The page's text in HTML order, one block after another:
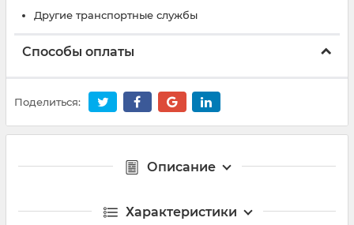
Другие транспортные службы
Способы оплаты
Поделиться:
Описание
Характеристики